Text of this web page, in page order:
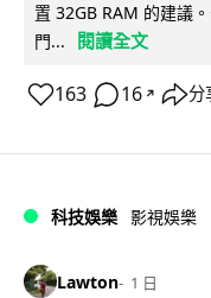
置 32GB RAM 的建議
門...
閱讀全文
163 16 ↗ 分
科技娛樂 影視娛樂
Lawton 1 日